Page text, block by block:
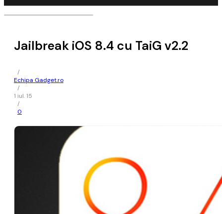
Jailbreak iOS 8.4 cu TaiG v2.2
/
Echipa Gadget.ro
/
1 iul. 15
/
0